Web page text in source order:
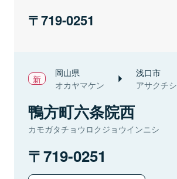
719-0251
岡山県
オカヤマケン
浅口市
アサクチシ
鴨方町六条院西
カモガタチョウロクジョウインニシ
719-0251